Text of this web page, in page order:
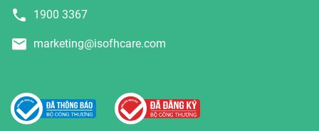
1900 3367
marketing@isofhcare.com